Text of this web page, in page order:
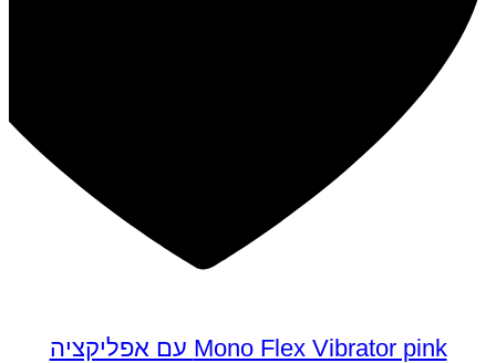
Mono Flex Vibrator pink עם אפליקציה